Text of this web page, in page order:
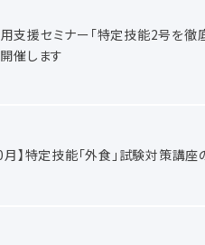
支援セミナー「特定技能2号を徹
開催します
月】特定技能「外食」試験対策講